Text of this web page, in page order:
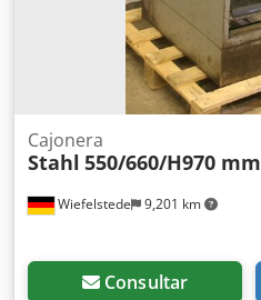
Wiefelstede 9,201 km
Cajonera
Stahl 550/660/H970 mm
Consultar